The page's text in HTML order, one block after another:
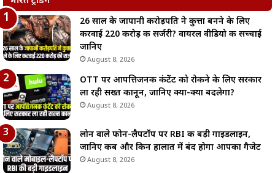
26 साल के जापानी करोड़पति ने कुत्ता बनने के लिए
करवाई 220 करोड़ की सर्जरी? वायरल वीडियो की सच्चाई
जानिए
August 8, 2026
OTT पर आपत्तिजनक कंटेंट को रोकने के लिए सरकार
ला रही सख्त कानून, जानिए क्या-क्या बदलेगा?
August 8, 2026
लोन वाले फोन-लैपटॉप पर RBI की बड़ी गाइडलाइन,
जानिए कब और किन हालात में बंद होगा आपका गैजेट
August 8, 2026